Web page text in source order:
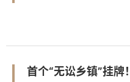
首个“无讼乡镇”挂牌！